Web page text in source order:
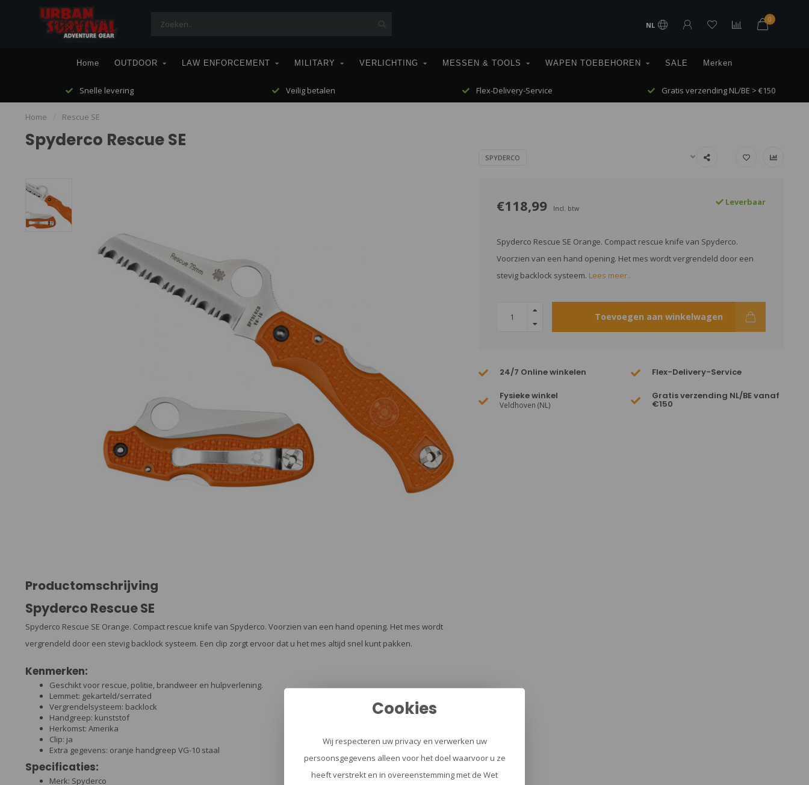
NL
0
Home OUTDOOR LAW ENFORCEMENT MILITARY VERLICHTING MESSEN & TOOLS WAPEN TOEBEHOREN SALE Merken
Snelle levering Veilig betalen Flex-Delivery-Service Gratis verzending NL/BE > €150
Home Rescue SE
Spyderco Rescue SE
SPYDERCO
€118,99 Incl. btw
Leverbaar
Spyderco Rescue SE Orange. Compact rescue knife van Spyderco.
Voorzien van een hand opening. Het mes wordt vergrendeld door een
stevig backlock systeem. Lees meer..
Toevoegen aan winkelwagen
24/7 Online winkelen Flex-Delivery-Service
Fysieke winkel
Veldhoven (NL)
Gratis verzending NL/BE vanaf
€150
Productomschrijving
Spyderco Rescue SE
Spyderco Rescue SE Orange. Compact rescue knife van Spyderco. Voorzien van een hand opening. Het mes wordt
vergrendeld door een stevig backlock systeem. Een clip zorgt ervoor dat u het mes altijd snel kunt pakken.
Kenmerken:
Geschikt voor rescue, politie, brandweer en hulpverlening.
Lemmet: gekarteld/serrated
Vergrendelsysteem: backlock
Handgreep: kunststof
Herkomst: Amerika
Clip: ja
Extra gegevens: oranje handgreep VG-10 staal
Specificaties:
Merk: Spyderco
Cookies
Wij respecteren uw privacy en verwerken uw
persoonsgegevens alleen voor het doel waarvoor u ze
heeft verstrekt en in overeenstemming met de Wet